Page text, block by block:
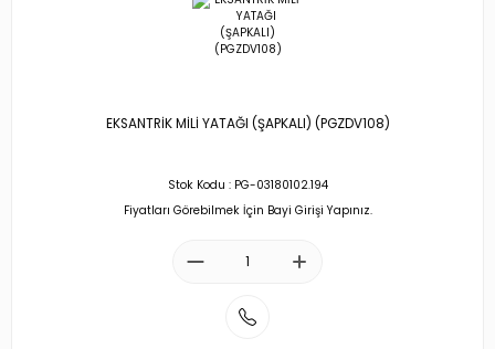
EKSANTRİK MİLİ YATAĞI (ŞAPKALI) (PGZDV108)
Stok Kodu : PG-03180102.194
Fiyatları Görebilmek İçin Bayi Girişi Yapınız.